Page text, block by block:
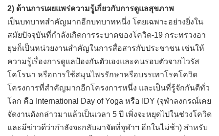
2) ด้านการเผยแพร่ความรู้เกี่ยวกับการดูแลสุขภาพ
เป็นบทบาทสำคัญมากอีกบทบาทหนึ่ง โดยเฉพาะอย่างยิ่งใน
สมัยปัจจุบันที่กำลังเกิดการระบาดของโควิด-19 กระทรวงอา
ยุษก็เป็นหน่วยงานสำคัญในการสื่อสารกับประชาชน เช่นให้
ความรู้เรื่องการดูแลป้องกันตัวเองและคนรอบตัวจากไวรัส
โคโรนา หรือการใช้สมุนไพรรักษาหรือบรรเทาโรคโควิด
โครงการที่สำคัญมากอีกโครงการหนึ่ง และเป็นที่รู้จักกันดีทั่ว
โลก คือ International Day of Yoga หรือ IDY (จุฬาลงกรณ์เคย
จัดงานดังกล่าวมาแล้วเป็นเวลา 5 ปี เพิ่งจะหยุดไปในช่วงโควิด
และมีข่าวดีว่ากำลังจะกลับมาจัดที่จุฬาฯ อีกในไม่ช้า) สำหรับ